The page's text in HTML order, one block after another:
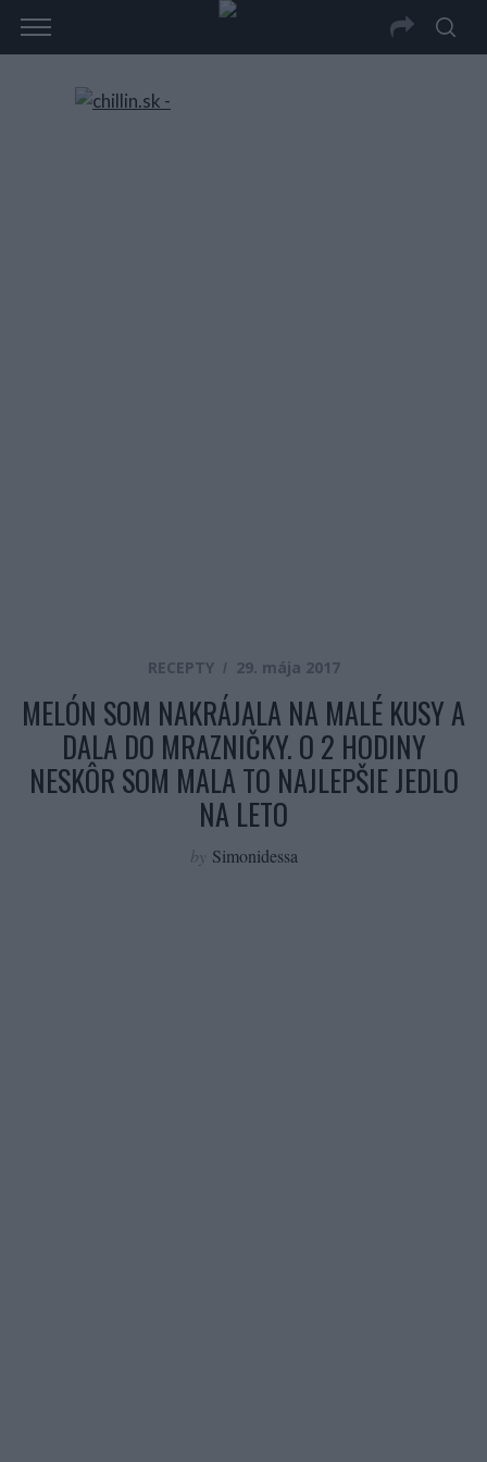
RECEPTY 29. mája 2017
MELÓN SOM NAKRÁJALA NA MALÉ KUSY A
DALA DO MRAZNIČKY. O 2 HODINY
NESKÔR SOM MALA TO NAJLEPŠIE JEDLO
NA LETO
by Simonidessa